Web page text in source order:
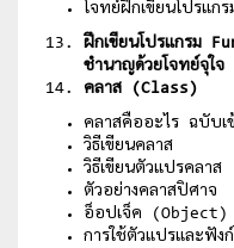
โจทย์ฝึกเขียนโปรแกร
ฝึกเขียนโปรแกรม
ชำนาญด้วยโจทย์จุใจ
คลาส (Class)
คลาสคืออะไร ฉบับเข้
วิธีเขียนคลาส
วิธีเขียนตัวแปรคลาส
ตัวอย่างคลาสปิศาจ
อ็อปเจ็ค (Object)
การใช้ตัวแปรและฟัง